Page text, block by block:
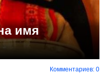
имя
Комментариев: 0